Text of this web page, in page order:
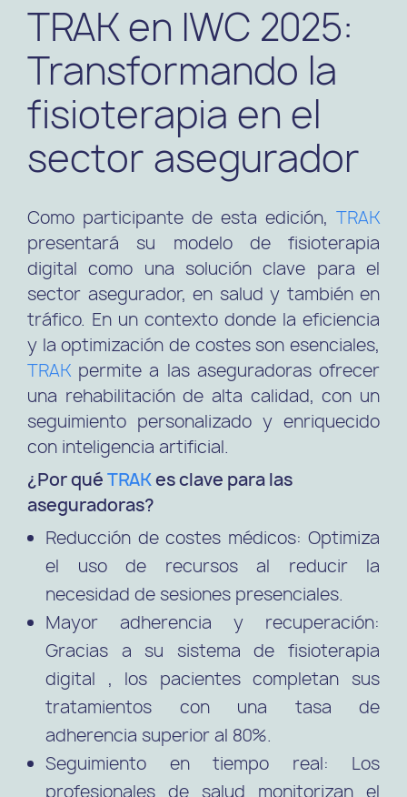
TRAK en IWC 2025:
Transformando la
fisioterapia en el
sector asegurador
Como participante de esta edición, TRAK
presentará su modelo de fisioterapia
digital como una solución clave para el
sector asegurador, en salud y también en
tráfico. En un contexto donde la eficiencia
y la optimización de costes son esenciales,
TRAK permite a las aseguradoras ofrecer
una rehabilitación de alta calidad, con un
seguimiento personalizado y enriquecido
con inteligencia artificial.
¿Por quéTRAKes clave para las
aseguradoras?
Reducción de costes médicos: Optimiza
el uso de recursos al reducir la
necesidad de sesiones presenciales.
Mayor adherencia y recuperación:
Gracias a su sistema de fisioterapia
digital , los pacientes completan sus
tratamientos con una tasa de
adherencia superior al 80%.
Seguimiento en tiempo real: Los
profesionales de salud monitorizan el